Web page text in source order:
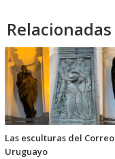
Relacionadas
Las esculturas del Correo
Uruguayo